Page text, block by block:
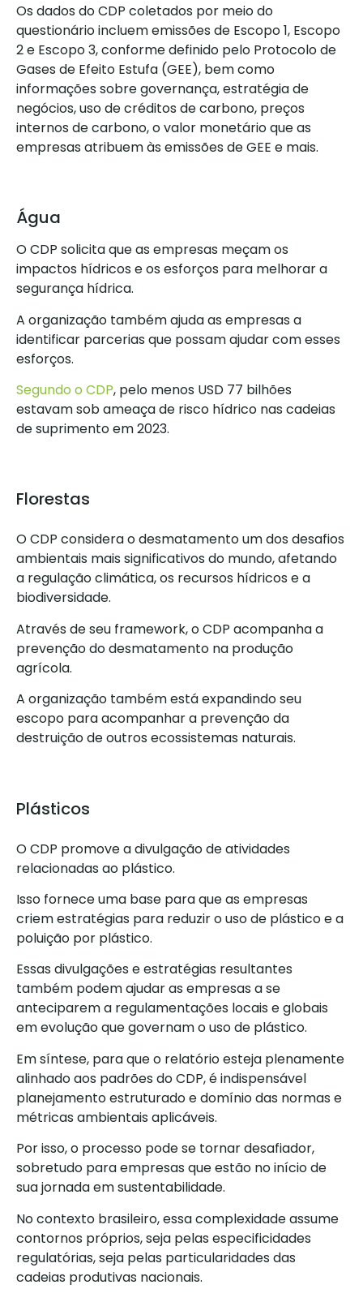
Os dados do CDP coletados por meio do
questionário incluem emissões de Escopo 1, Escopo
2 e Escopo 3, conforme definido pelo Protocolo de
Gases de Efeito Estufa (GEE), bem como
informações sobre governança, estratégia de
negócios, uso de créditos de carbono, preços
internos de carbono, o valor monetário que as
empresas atribuem às emissões de GEE e mais.
Água
O CDP solicita que as empresas meçam os
impactos hídricos e os esforços para melhorar a
segurança hídrica.
A organização também ajuda as empresas a
identificar parcerias que possam ajudar com esses
esforços.
Segundo o CDP, pelo menos USD 77 bilhões
estavam sob ameaça de risco hídrico nas cadeias
de suprimento em 2023.
Florestas
O CDP considera o desmatamento um dos desafios
ambientais mais significativos do mundo, afetando
a regulação climática, os recursos hídricos e a
biodiversidade.
Através de seu framework, o CDP acompanha a
prevenção do desmatamento na produção
agrícola.
A organização também está expandindo seu
escopo para acompanhar a prevenção da
destruição de outros ecossistemas naturais.
Plásticos
O CDP promove a divulgação de atividades
relacionadas ao plástico.
Isso fornece uma base para que as empresas
criem estratégias para reduzir o uso de plástico e a
poluição por plástico.
Essas divulgações e estratégias resultantes
também podem ajudar as empresas a se
anteciparem a regulamentações locais e globais
em evolução que governam o uso de plástico.
Em síntese, para que o relatório esteja plenamente
alinhado aos padrões do CDP, é indispensável
planejamento estruturado e domínio das normas e
métricas ambientais aplicáveis.
Por isso, o processo pode se tornar desafiador,
sobretudo para empresas que estão no início de
sua jornada em sustentabilidade.
No contexto brasileiro, essa complexidade assume
contornos próprios, seja pelas especificidades
regulatórias, seja pelas particularidades das
cadeias produtivas nacionais.